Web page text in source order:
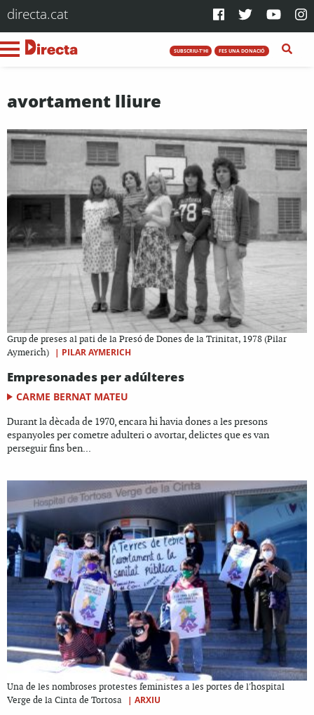
directa.cat
SUBSCRIU-T'HI FES UNA DONACIÓ
avortament lliure
Grup de preses al pati de la Presó de Dones de la Trinitat, 1978 (Pilar
Aymerich)
| PILAR AYMERICH
Empresonades per adúlteres
CARME BERNAT MATEU
Durant la dècada de 1970, encara hi havia dones a les presons
espanyoles per cometre adulteri o avortar, delictes que es van
perseguir fins ben...
Una de les nombroses protestes feministes a les portes de l'hospital
Verge de la Cinta de Tortosa
| ARXIU